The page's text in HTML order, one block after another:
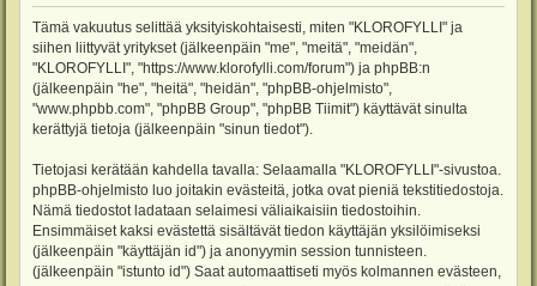
Tämä vakuutus selittää yksityiskohtaisesti, miten "KLOROFYLLI" ja
siihen liittyvät yritykset (jälkeenpäin "me", "meitä", "meidän",
"KLOROFYLLI", "https://www.klorofylli.com/forum") ja phpBB:n
(jälkeenpäin "he", "heitä", "heidän", "phpBB-ohjelmisto",
"www.phpbb.com", "phpBB Group", "phpBB Tiimit") käyttävät sinulta
kerättyjä tietoja (jälkeenpäin "sinun tiedot").
Tietojasi kerätään kahdella tavalla: Selaamalla "KLOROFYLLI"-sivustoa.
phpBB-ohjelmisto luo joitakin evästeitä, jotka ovat pieniä tekstitiedostoja.
Nämä tiedostot ladataan selaimesi väliaikaisiin tiedostoihin.
Ensimmäiset kaksi evästettä sisältävät tiedon käyttäjän yksilöimiseksi
(jälkeenpäin "käyttäjän id") ja anonyymin session tunnisteen.
(jälkeenpäin "istunto id") Saat automaattiseti myös kolmannen evästeen,